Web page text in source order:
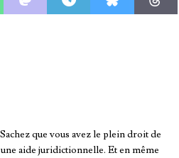
que vous avez le plein droit de
aide juridictionnelle. Et en même